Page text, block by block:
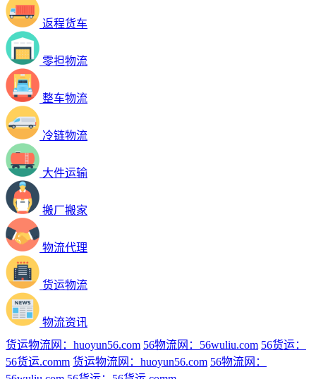
返程货车
零担物流
整车物流
冷链物流
大件运输
搬厂搬家
物流代理
货运物流
物流资讯
货运物流网：huoyun56.com 56物流网：56wuliu.com 56货运：
56货运.comm 货运物流网：huoyun56.com 56物流网：